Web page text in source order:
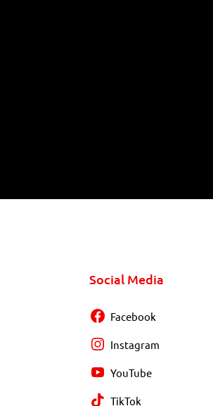
Social Media
Facebook
Instagram
YouTube
TikTok